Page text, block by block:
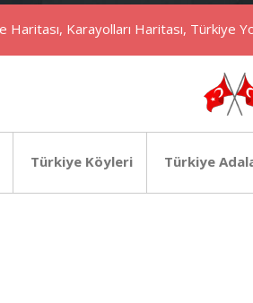
Haritası, Karayolları Haritası, Türkiye
Türkiye Köyleri Türkiye